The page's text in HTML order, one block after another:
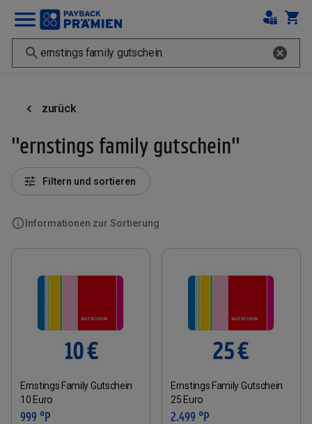
zurück
"ernstings family gutschein"
Informationen zur Sortierung
Filtern und sortieren
Ernstings Family Gutschein
10 Euro
999 °P
Ernstings Family Gutschein
25 Euro
2.499 °P